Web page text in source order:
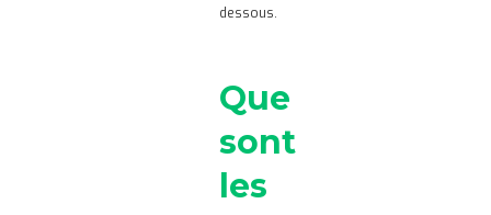
dessous.
Que
sont
les